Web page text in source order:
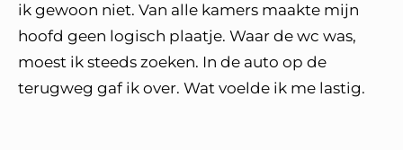
ik gewoon niet. Van alle kamers maakte mijn
hoofd geen logisch plaatje. Waar de wc was,
moest ik steeds zoeken. In de auto op de
terugweg gaf ik over. Wat voelde ik me lastig.